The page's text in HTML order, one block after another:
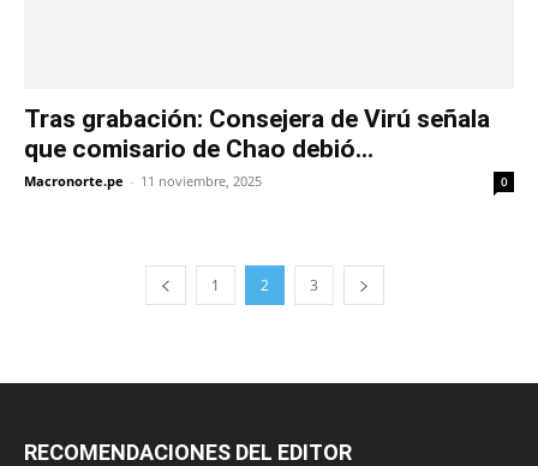
Tras grabación: Consejera de Virú señala
que comisario de Chao debió...
Macronorte.pe - 11 noviembre, 2025 0
1 2 3
RECOMENDACIONES DEL EDITOR